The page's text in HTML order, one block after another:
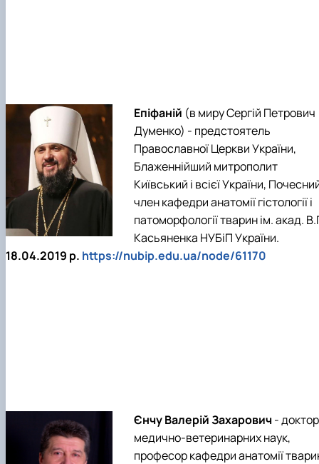
Епіфаній (в миру Сергій Петрович
Думенко) - предстоятель
Православної Церкви України,
Блаженнійший митрополит
Київський і всієї України,
член кафедри анатомії гістології і
патоморфології тварин ім. акад.
Касьяненка НУБіП України.
18.04.2019 р. https://nubip.edu.ua/node/61170
Єнчу Валерій Захарович- доктор
медично-ветеринарних наук,
професор кафедри анатомії